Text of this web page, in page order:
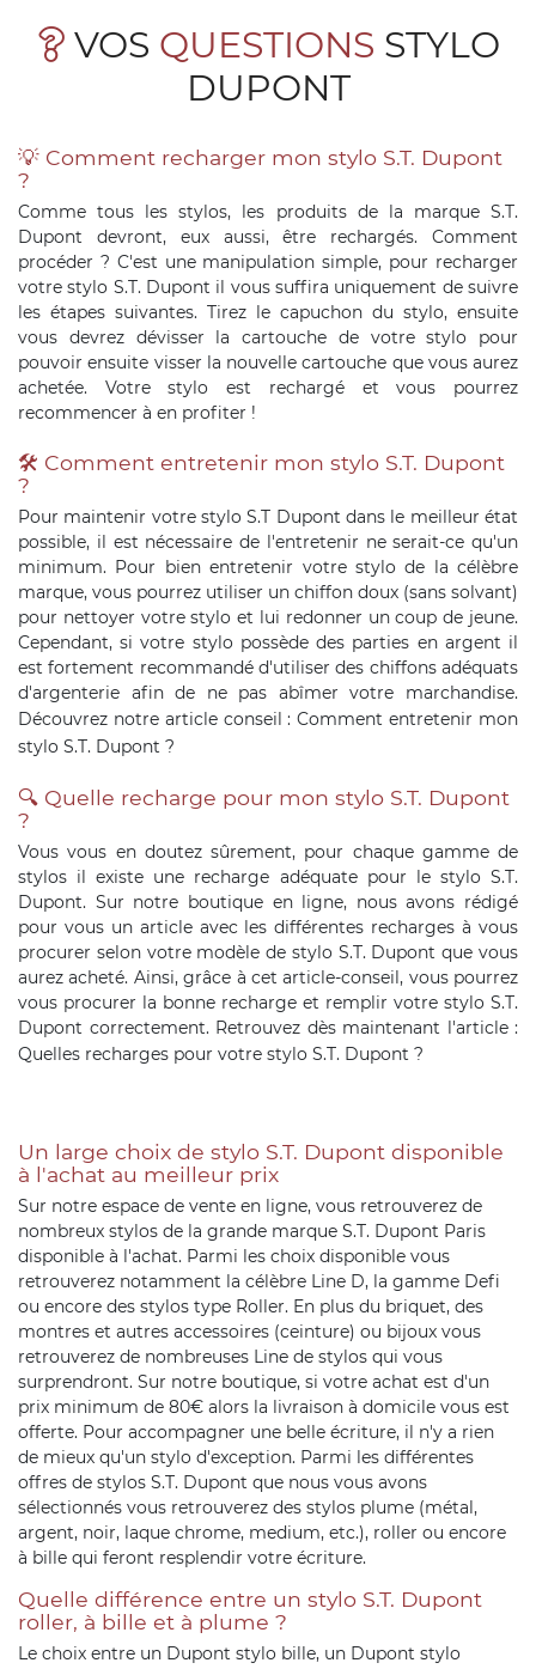
VOS QUESTIONS STYLO
DUPONT
💡 Comment recharger mon stylo S.T. Dupont
?
Comme tous les stylos, les produits de la marque S.T.
Dupont devront, eux aussi, être rechargés. Comment
procéder ? C'est une manipulation simple, pour recharger
votre stylo S.T. Dupont il vous suffira uniquement de suivre
les étapes suivantes. Tirez le capuchon du stylo, ensuite
vous devrez dévisser la cartouche de votre stylo pour
pouvoir ensuite visser la nouvelle cartouche que vous aurez
achetée. Votre stylo est rechargé et vous pourrez
recommencer à en profiter !
🛠 Comment entretenir mon stylo S.T. Dupont
?
Pour maintenir votre stylo S.T Dupont dans le meilleur état
possible, il est nécessaire de l'entretenir ne serait-ce qu'un
minimum. Pour bien entretenir votre stylo de la célèbre
marque, vous pourrez utiliser un chiffon doux (sans solvant)
pour nettoyer votre stylo et lui redonner un coup de jeune.
Cependant, si votre stylo possède des parties en argent il
est fortement recommandé d'utiliser des chiffons adéquats
d'argenterie afin de ne pas abîmer votre marchandise.
Découvrez notre article conseil :Comment entretenir mon
stylo S.T. Dupont ?
🔍 Quelle recharge pour mon stylo S.T. Dupont
?
Vous vous en doutez sûrement, pour chaque gamme de
stylos il existe une recharge adéquate pour le stylo S.T.
Dupont. Sur notre boutique en ligne, nous avons rédigé
pour vous un article avec les différentes recharges à vous
procurer selon votre modèle de stylo S.T. Dupont que vous
aurez acheté. Ainsi, grâce à cet article-conseil, vous pourrez
vous procurer la bonne recharge et remplir votre stylo S.T.
Dupont correctement. Retrouvez dès maintenant l'article :
Quelles recharges pour votre stylo S.T. Dupont ?
Un large choix de stylo S.T. Dupont disponible
à l'achat au meilleur prix
Sur notre espace de vente en ligne, vous retrouverez de
nombreux stylos de la grande marque S.T. Dupont Paris
disponible à l'achat. Parmi les choix disponible vous
retrouverez notamment la célèbre Line D, la gamme Defi
ou encore des stylos type Roller. En plus du briquet, des
montres et autres accessoires (ceinture) ou bijoux vous
retrouverez de nombreuses Line de stylos qui vous
surprendront. Sur notre boutique, si votre achat est d'un
prix minimum de 80€ alors la livraison à domicile vous est
offerte. Pour accompagner une belle écriture, il n'y a rien
de mieux qu'un stylo d'exception. Parmi les différentes
offres de stylos S.T. Dupont que nous vous avons
sélectionnés vous retrouverez des stylos plume (métal,
argent, noir, laque chrome, medium, etc.), roller ou encore
à bille qui feront resplendir votre écriture.
Quelle différence entre un stylo S.T. Dupont
roller, à bille et à plume ?
Le choix entre un Dupont stylo bille, un Dupont stylo